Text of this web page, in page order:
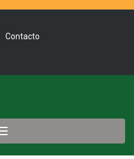
Contacto
Toggle
navigation